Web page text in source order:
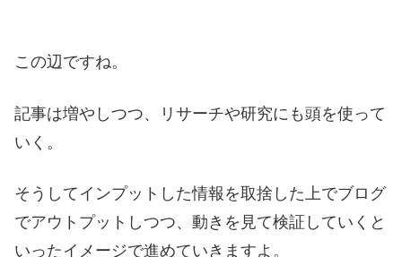
この辺ですね。
記事は増やしつつ、リサーチや研究にも頭を使って
いく。
そうしてインプットした情報を取捨した上でブログ
でアウトプットしつつ、動きを見て検証していくと
いったイメージで進めていきますよ。